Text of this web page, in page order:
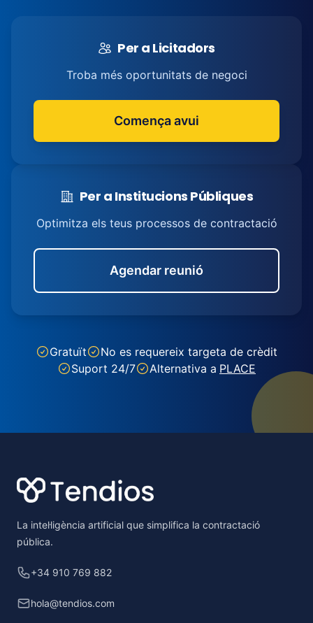
Per a Licitadors
Troba més oportunitats de negoci
Comença avui
Per a Institucions Públiques
Optimitza els teus processos de contractació
Agendar reunió
Gratuït
No es requereix targeta de crèdit
Suport 24/7
Alternativa a PLACE
La intel·ligència artificial que simplifica la contractació
pública.
+34 910 769 882
hola@tendios.com